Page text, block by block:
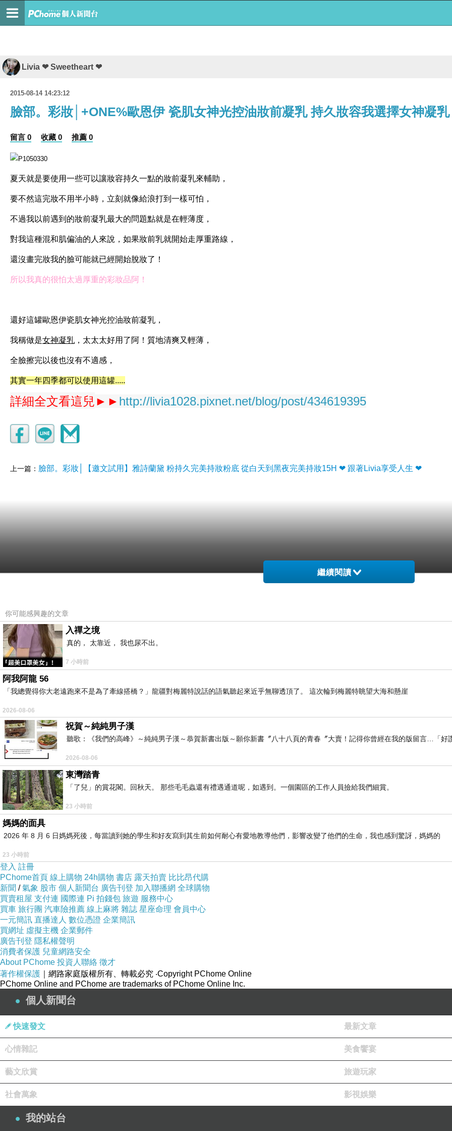
Livia ❤ Sweetheart ❤
2015-08-14 14:23:12
臉部。彩妝│+ONE%歐恩伊 瓷肌女神光控油妝前凝乳 持久妝容我選擇女神凝乳
留言 0 收藏 0 推薦 0
夏天就是要使用一些可以讓妝容持久一點的妝前凝乳來輔助，
要不然這完妝不用半小時，立刻就像給浪打到一樣可怕，
不過我以前遇到的妝前凝乳最大的問題點就是在輕薄度 ，
對我這種混和肌偏油的人來說，如果妝前乳就開始走厚重路線，
還沒畫完妝我的臉可能就已經開始脫妝了！
所以我真的很怕太過厚重的彩妝品阿！
還好這罐歐恩伊瓷肌女神光控油妝前凝乳，
我稱做是女神凝乳 ，太太太好用了阿！質地清爽又輕薄，
全臉擦完以後也沒有不適感，
其實一年四季都可以使用這罐.....
詳細全文看這兒►► http://livia1028.pixnet.net/blog/post/434619395
上一篇： 臉部。彩妝│【邀文試用】雅詩蘭黛 粉持久完美持妝粉底 從白天到黑夜完美持妝15H ❤ 跟著Livia享受人生 ❤
繼續閱讀
你可能感興趣的文章
入禪之境
真的， 太靠近， 我也尿不出。
7 小時前
阿我阿龍 56
「我總覺得你大老遠跑來不是為了牽線搭橋？」龍疆對梅麗特說話的語氣聽起來近乎無聊透頂了。 這次輪到梅麗特眺望大海和懸崖
2026-08-06
祝賀～純純男子漢
聽歌：《我們的高峰》～純純男子漢～恭賀新書出版～願你新書〞八十八頁的青春〞大賣！記得你曾經在我的版留言…「好
2026-08-06
東灣踏青
「了兒」的賞花閣。回秋天。 那些毛毛蟲還有禮遇通道呢，如遇到。一個園區的工作人員撿給我們細賞。
23 小時前
媽媽的面具
2026 年 8 月 6 日媽媽死後，每當讀到她的學生和好友寫到其生前如何耐心有愛地教導他們，影響改變了他們的生命，我也感到驚訝，媽媽的
23 小時前
登入 註冊
PChome首頁 線上購物 24h購物 書店 露天拍賣 比比昂代購
新聞 /氣象 股市 個人新聞台 廣告刊登 加入聯播網 全球購物
買賣租屋 支付連 國際連 Pi 拍錢包 旅遊 服務中心
買車 旅行團 汽車險推薦 線上麻將 雜誌 星座命理 會員中心
一元簡訊 直播達人 數位憑證 企業簡訊
買網址 虛擬主機 企業郵件
廣告刊登 隱私權聲明
消費者保護 兒童網路安全
About PChome 投資人聯絡 徵才
著作權保護 ｜網路家庭版權所有、轉載必究 ‧Copyright PChome Online
PChome Online and PChome are trademarks of PChome Online Inc.
個人新聞台
快速發文 最新文章
心情雜記 美食饗宴
藝文欣賞 旅遊玩家
社會萬象 影視娛樂
我的站台